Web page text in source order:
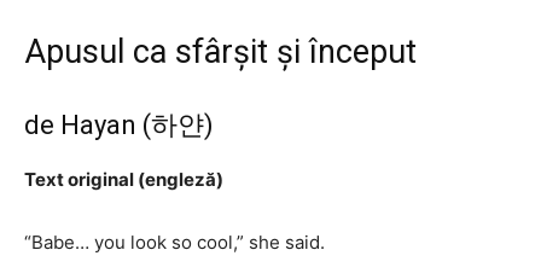
Apusul ca sfârșit și început
de Hayan (하얀)
Text original (engleză)
“Babe… you look so cool,” she said.